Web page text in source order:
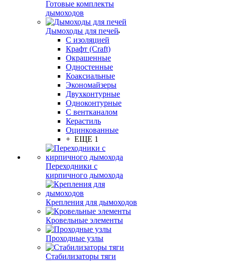
Готовые комплекты
дымоходов
Дымоходы для печей
С изоляцией
Крафт (Craft)
Окрашенные
Одностенные
Коаксиальные
Экономайзеры
Двухконтурные
Одноконтурные
С вентканалом
Керастиль
Оцинкованные
+ ЕЩЕ 1
Переходники с
кирпичного дымохода
Крепления для дымоходов
Кровельные элементы
Проходные узлы
Стабилизаторы тяги